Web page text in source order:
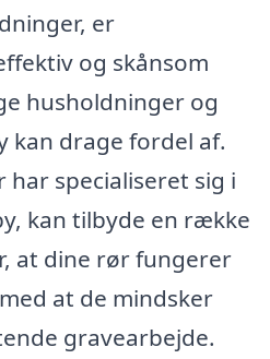
er
og skånsom
husholdninger og
kan drage fordel af.
har specialiseret sig i
kan tilbyde en række
at dine rør fungerer
at de mindsker
gravearbejde.